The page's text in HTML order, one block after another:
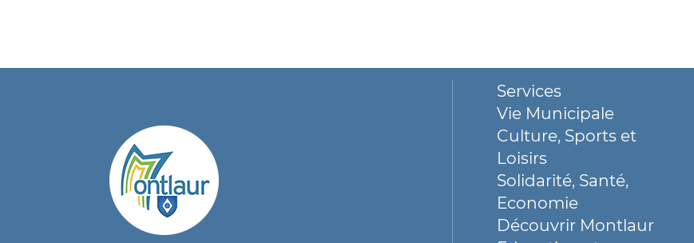
Services
Vie Municipale
Culture, Sports et
Loisirs
Solidarité, Santé,
Economie
Découvrir Montlaur